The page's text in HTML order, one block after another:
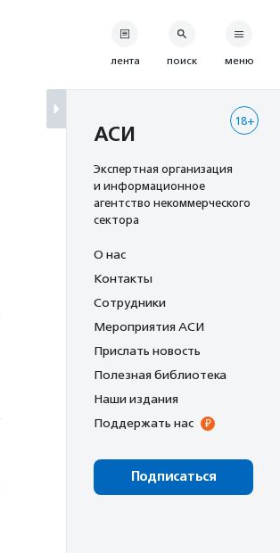
лента поиск меню
18+
АСИ
Экспертная организация
и информационное
агентство некоммерческого
сектора
О нас
Контакты
Сотрудники
Мероприятия АСИ
Прислать новость
Полезная библиотека
Наши издания
Поддержать нас
Подписаться